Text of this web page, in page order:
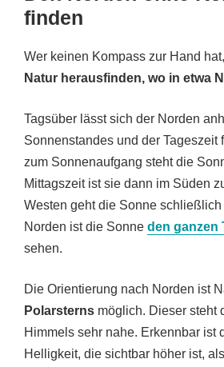
finden
Wer keinen Kompass zur Hand
Natur herausfinden, wo in etwa
Tagsüber lässt sich der Norden
Sonnenstandes und der Tageszeit
zum Sonnenaufgang steht die
Mittagszeit ist sie dann im Süden
Westen geht die Sonne
Norden ist die Sonne den ganzen
sehen.
Die Orientierung nach Norden ist
Polarsterns möglich. Dieser steht
Himmels sehr nahe. Erkennbar ist
Helligkeit, die sichtbar höher ist,